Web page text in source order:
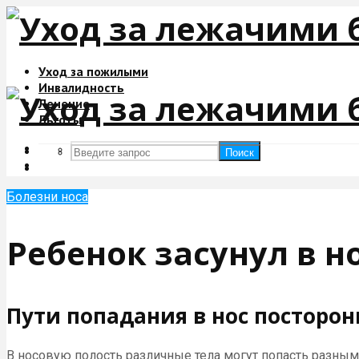
Уход за пожилыми
Инвалидность
Лечение
Льготы
Поиск
Поиск
Болезни носа
Ребенок засунул в
Пути попадания в нос
В носовую полость различные тела могут попасть